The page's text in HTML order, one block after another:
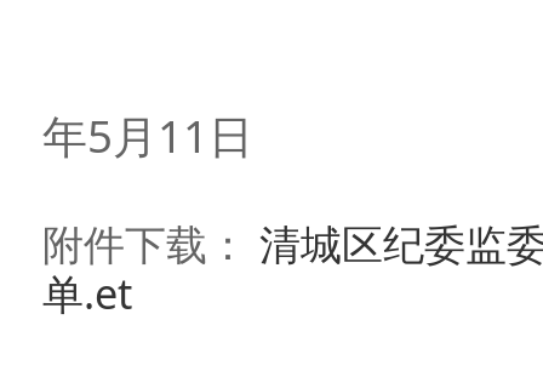
年5月11日
附件下载： 清城区纪委监
单.et